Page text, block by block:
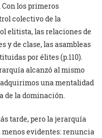
los primeros
colectivo de la
elitista, las relaciones de
y de clase, las asambleas
por élites (p.110).
alcanzó al mismo
una mentalidad
de la dominación.
tarde, pero la jerarquía
menos evidentes: renuncia